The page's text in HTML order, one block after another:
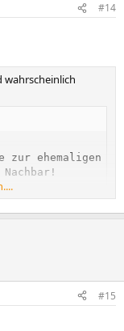
#14
wahrscheinlich
zur ehemaligen
#15